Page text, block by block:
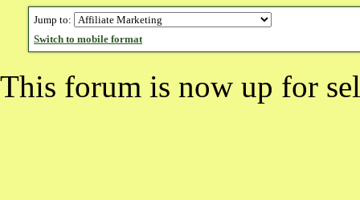
Jump to:
Switch to mobile format
This forum is now up for